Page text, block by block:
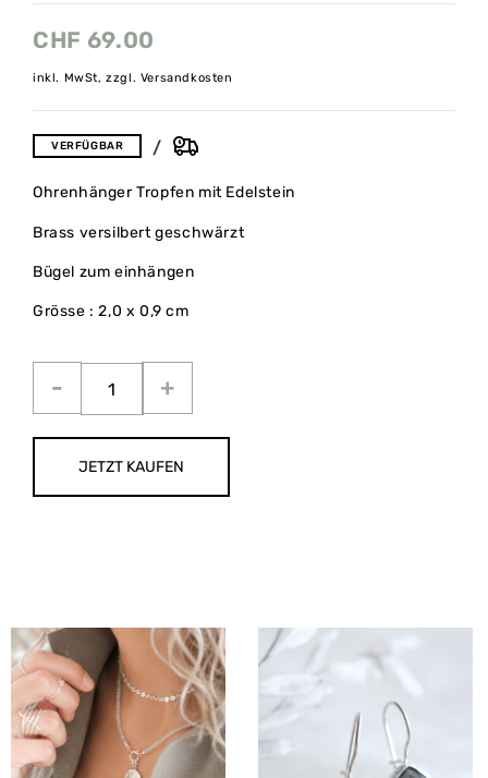
CHF 69.00
inkl. MwSt, zzgl. Versandkosten
VERFÜGBAR
Ohrenhänger Tropfen mit Edelstein
Brass versilbert geschwärzt
Bügel zum einhängen
Grösse : 2,0 x 0,9 cm
JETZT KAUFEN